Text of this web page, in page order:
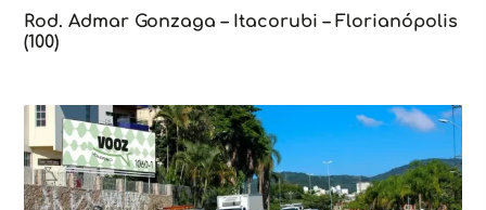
Rod. Admar Gonzaga – Itacorubi – Florianópolis
(100)